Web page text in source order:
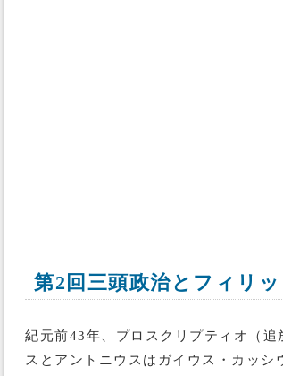
第2回三頭政治とフィリ
紀元前43年、プロスクリプティオ（
スとアントニウスはガイウス・カッ